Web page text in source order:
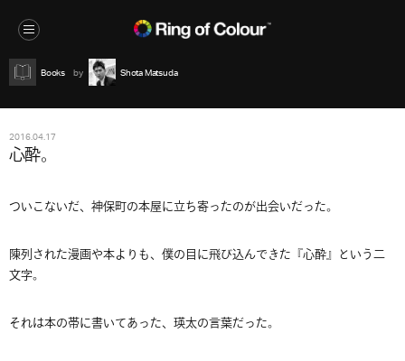
Books Shota Matsuda
2016.04.17
心酔。
ついこないだ、神保町の本屋に立ち寄ったのが出会いだった。
陳列された漫画や本よりも、僕の目に飛び込んできた『心酔』という二
文字。
それは本の帯に書いてあった、瑛太の言葉だった。